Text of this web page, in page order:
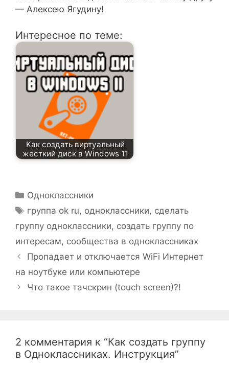
— Алексею Ягудину!
Интересное по теме:
Как создать виртуальный
жесткий диск в Windows 11
Рубрики
Одноклассники
Метки
группа ok ru, одноклассники, сделать
группу одноклассники, создать группу по
интересам, сообщества в одноклассниках
Пропадает и отключается WiFi Интернет
на ноутбуке или компьютере
Что такое тачскрин (touch screen)?!
2 комментария к “Как создать группу
в Одноклассниках. Инструкция”